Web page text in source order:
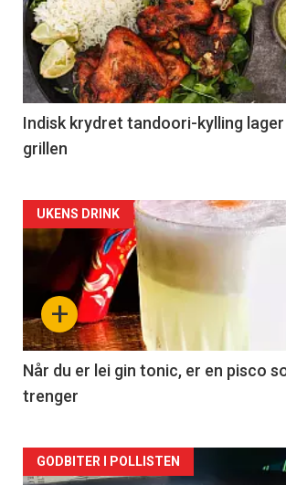
Indisk krydret tandoori-kylling
grillen
Forsiden
akkurat
nå
-
2
+
UKENS DRINK
Når du er lei gin tonic, er en pisco
trenger
Forsiden
GODBITER I POLLISTEN